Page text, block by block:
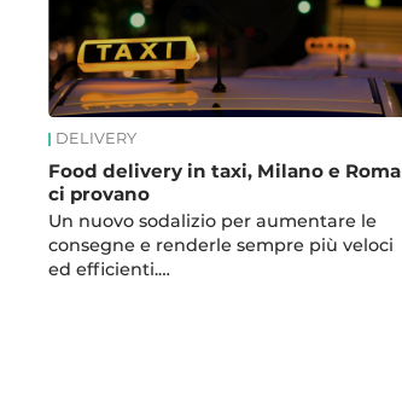
DELIVERY
Food delivery in taxi, Milano e Roma
ci provano
Un nuovo sodalizio per aumentare le
consegne e renderle sempre più veloci
ed efficienti.…